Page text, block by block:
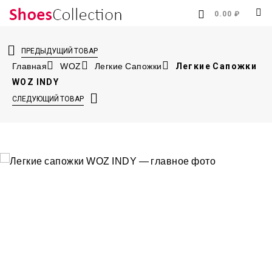
0.00 ₽
ПРЕДЫДУЩИЙ ТОВАР
Главная WOZ Легкие Сапожки
Легкие Сапожки
WOZ INDY
СЛЕДУЮЩИЙ ТОВАР